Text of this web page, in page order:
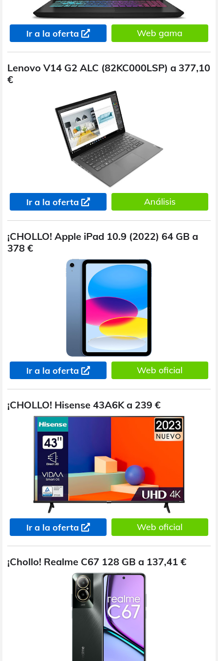
Ir a la oferta Web gama
Lenovo V14 G2 ALC (82KC000LSP) a 377,10
€
Ir a la oferta Análisis
¡CHOLLO! Apple iPad 10.9 (2022) 64 GB a
378 €
Ir a la oferta Web oficial
¡CHOLLO! Hisense 43A6K a 239 €
Ir a la oferta Web oficial
¡Chollo! Realme C67 128 GB a 137,41 €